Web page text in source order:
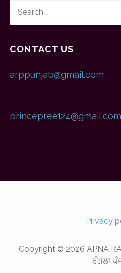
FOR:
CONTACT US
arppunjab@gmail.com
princepreet24@gmail.com
Privacy
Copyright © 2026 APNA
ਰੰਗਲਾ